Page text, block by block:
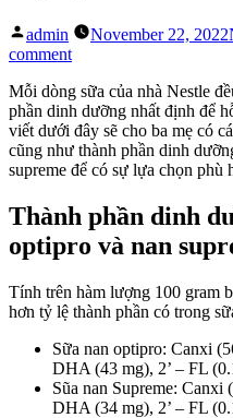
Posted
by
admin November 22, 2022
commenton
Sánh
Công
Dụng
Của
Nan
Và
Nan
Supreme
Mỗi dòng sữa của nhà Nestle
phần dinh dưỡng nhất định để
viết dưới đây sẽ cho ba mẹ có
cũng như thành phần dinh
supreme để có sự lựa chọn phù
Thành phần dinh
optipro và nan
Tính trên hàm lượng 100 gram
hơn tỷ lệ thành phần có trong
Sữa nan optipro: Canxi
DHA (43 mg), 2’ – FL
Sũa nan Supreme:
DHA (34 mg), 2’ – FL